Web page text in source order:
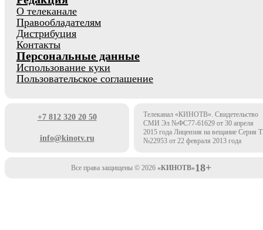
О телеканале
Правообладателям
Дистрибуция
Контакты
Персональные данные
Использование куки
Пользовательское соглашение
+7 812 320 20 50
info@kinotv.ru
Телеканал «КИНОТВ». Свидетельство
СМИ Эл №ФС77-61629 от 30 апреля
2015 года Лицензия на вещание Серия
№22953 от 22 февраля 2013 года
Все права защищены © 2026 «КИНОТВ»18+